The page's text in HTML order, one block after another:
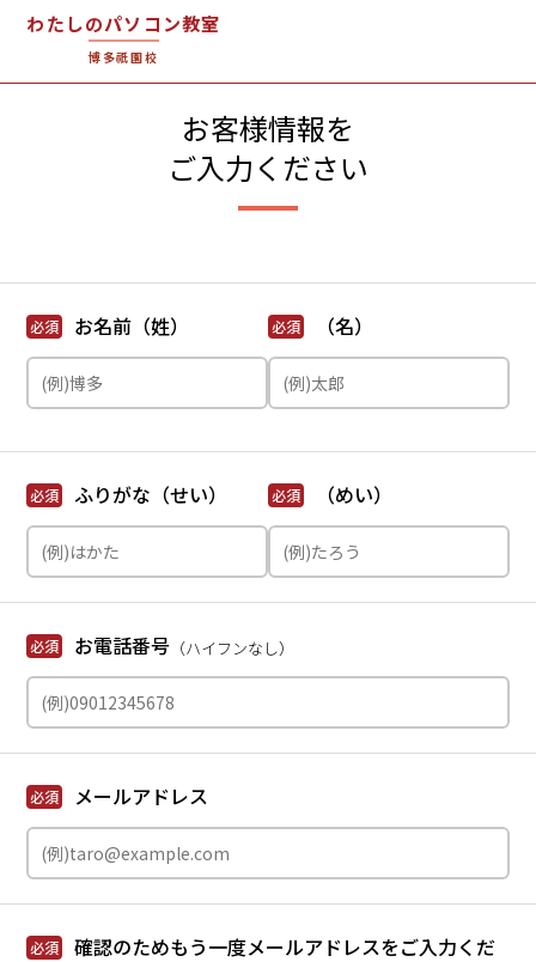
わたしのパソコン教室
博多祇園校
お客様情報を
ご入力ください
お名前（姓）
必須 （名）
必須
ふりがな（せい）
必須 （めい）
必須
お電話番号
必須 （ハイフンなし）
メールアドレス
必須
確認のためもう一度メールアドレスをご入力くだ
必須